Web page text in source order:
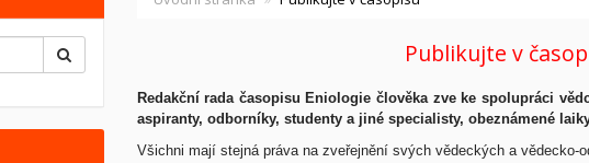
Publikujte v
Redakční rada časopisu Eniologie člověka zve ke spolupráci
aspiranty, odborníky, studenty a jiné specialisty, obeznámené
Všichni mají stejná práva na zveřejnění svých vědeckých a vědecko-